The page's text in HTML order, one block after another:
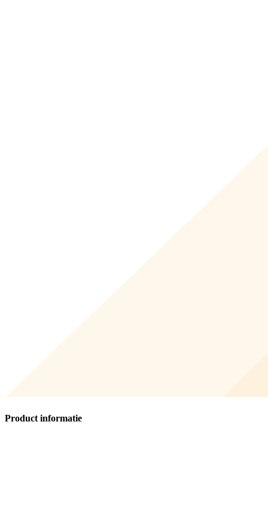
Product informatie